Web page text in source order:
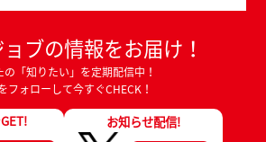
ブの情報をお届け！
の「知りたい」を定期配信中！
フォローして今すぐCHECK！
お知らせ配信!